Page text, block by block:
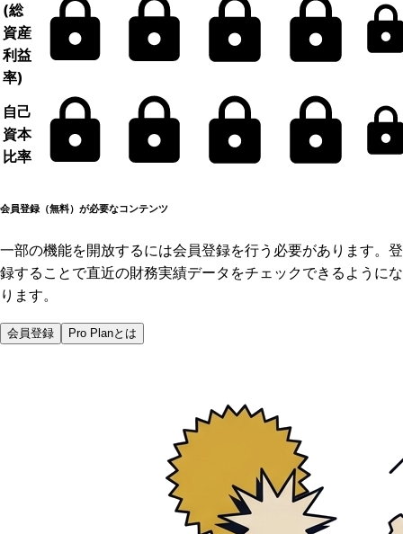
(総
資産
利益
率)
自己
資本
比率
会員登録（無料）が必要なコンテンツ
一部の機能を開放するには会員登録を行う必要があります。登
録することで直近の財務実績データをチェックできるようにな
ります。
会員登録 Pro Planとは